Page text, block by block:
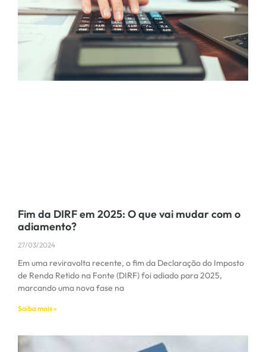
Fim da DIRF em 2025: O que vai mudar com o
adiamento?
27/03/2024
Em uma reviravolta recente, o fim da Declaração do Imposto
de Renda Retido na Fonte (DIRF) foi adiado para 2025,
marcando uma nova fase na
Saiba mais »